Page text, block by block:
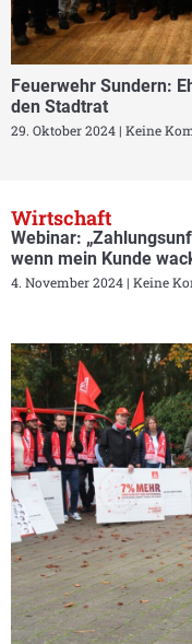
Feuerwehr Sundern:
den Stadtrat
29. Oktober 2024 Keine
Wirtschaft
Webinar:
wenn mein Kunde
4. November 2024 Keine